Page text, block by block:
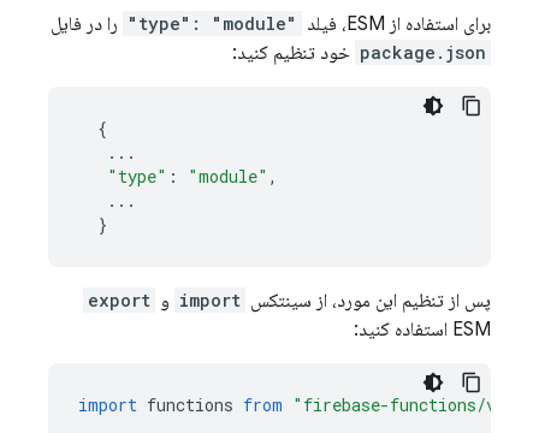
برای استفاده از ESM، فیلد "type": "module" را در فایل
package.json خود تنظیم کنید:
{
...
"type" : "module" ,
...
}
پس از تنظیم این مورد، از سینتکس import و export
ESM استفاده کنید:
import functions from "firebase-functions/v1"